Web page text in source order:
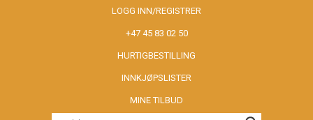
LOGG INN/REGISTRER
+47 45 83 02 50
HURTIGBESTILLING
INNKJØPSLISTER
MINE TILBUD